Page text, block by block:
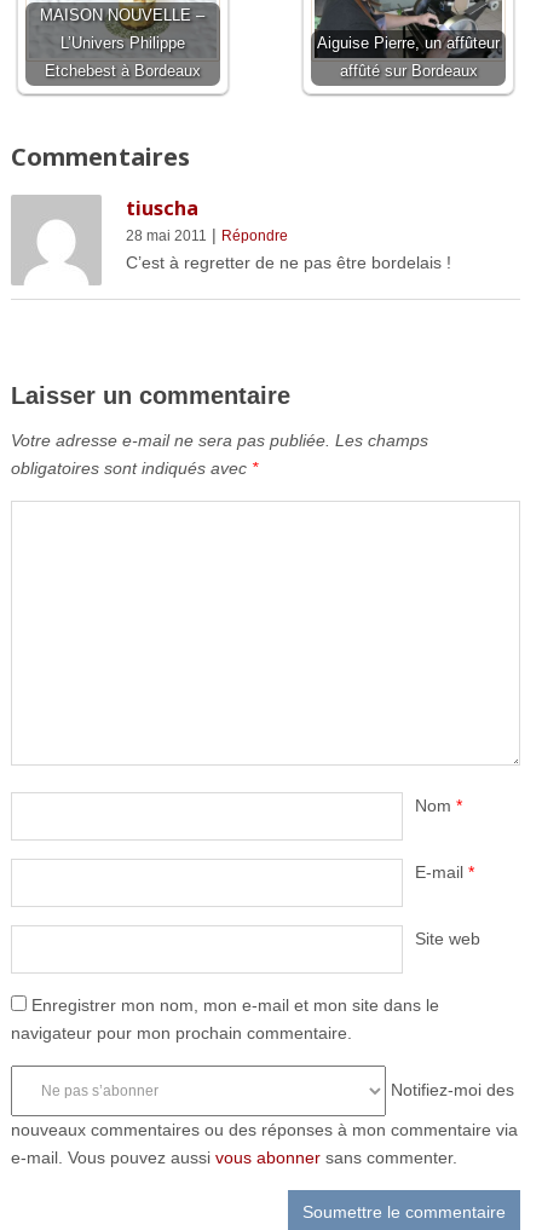
MAISON NOUVELLE –
L’Univers Philippe
Etchebest à Bordeaux
Aiguise Pierre, un affûteur
affûté sur Bordeaux
Commentaires
tiuscha
28 mai 2011 | Répondre
C’est à regretter de ne pas être bordelais !
Laisser un commentaire
Votre adresse e-mail ne sera pas publiée. Les champs
obligatoires sont indiqués avec *
Nom *
E-mail *
Site web
Enregistrer mon nom, mon e-mail et mon site dans le
navigateur pour mon prochain commentaire.
Notifiez-moi des
nouveaux commentaires ou des réponses à mon commentaire via
e-mail. Vous pouvez aussi vous abonnersans commenter.